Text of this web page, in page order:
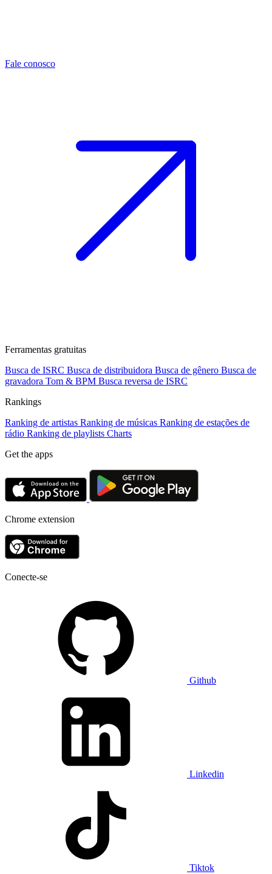
Fale conosco
Ferramentas gratuitas
Busca de ISRC Busca de distribuidora Busca de gênero Busca de
gravadora Tom & BPM Busca reversa de ISRC
Rankings
Ranking de artistas Ranking de músicas Ranking de estações de
rádio Ranking de playlists Charts
Get the apps
Chrome extension
Conecte-se
Github
Linkedin
Tiktok